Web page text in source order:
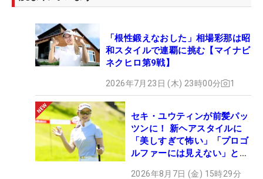
「根性鍛えなおした」相場彩那は昭
和スタイルで連覇に挑む【マイナビ
ネクヒロ第9戦】
2026年7月23日 (木) 23時00分 1
セキ・ユウティンが前髪パッ
ツンに！ 新ヘアスタイルに
「美しすぎて怖い」「プロゴ
ルファーには見えない」とコ
2026年8月7日 (金) 15時29分